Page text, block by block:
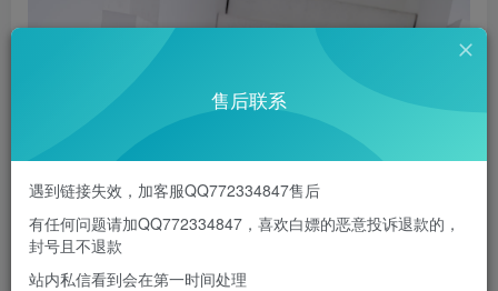
售后联系
遇到链接失效，加客服QQ772334847售后
有任何问题请加QQ772334847，喜欢白嫖的恶意投诉退款的，
封号且不退款
站内私信看到会在第一时间处理